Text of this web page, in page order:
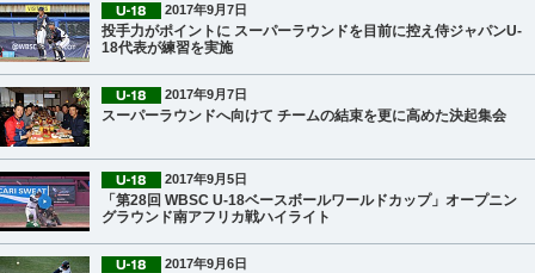
2017年9月7日
投手力がポイントに スーパーラウンドを目前に控え侍ジャパンU-
18代表が練習を実施
2017年9月7日
スーパーラウンドへ向けて チームの結束を更に高めた決起集会
2017年9月5日
「第28回 WBSC U-18ベースボールワールドカップ」オープニン
グラウンド南アフリカ戦ハイライト
2017年9月6日